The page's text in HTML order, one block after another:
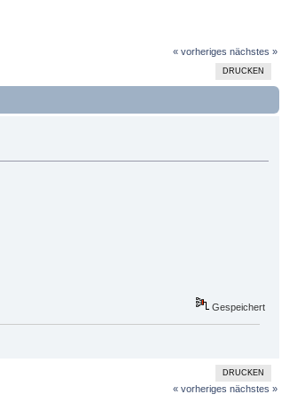
« vorheriges nächstes »
DRUCKEN
Gespeichert
DRUCKEN
« vorheriges nächstes »